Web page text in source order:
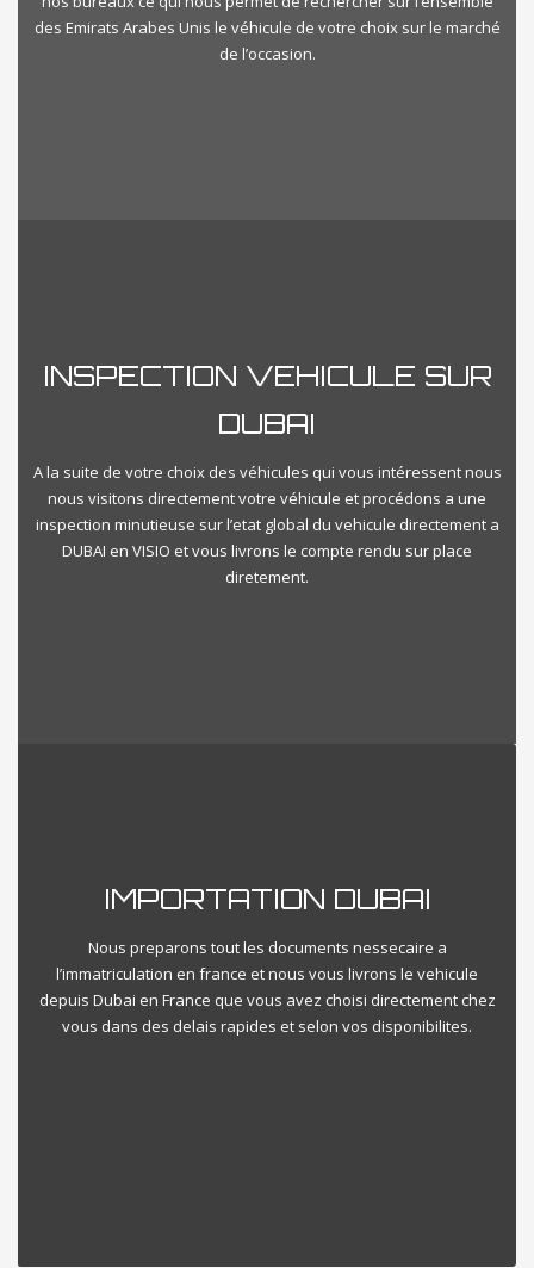
des Emirats Arabes Unis le véhicule de votre choix sur le marché
de l’occasion.
INSPECTION VEHICULE SUR
DUBAI
A la suite de votre choix des véhicules qui vous intéressent nous
nous visitons directement votre véhicule et procédons a une
inspection minutieuse sur l’etat global du vehicule directement a
DUBAI en VISIO et vous livrons le compte rendu sur place
diretement.
IMPORTATION DUBAI
Nous preparons tout les documents nessecaire a
l’immatriculation en france et nous vous livrons le vehicule
depuis Dubai en France que vous avez choisi directement chez
vous dans des delais rapides et selon vos disponibilites.